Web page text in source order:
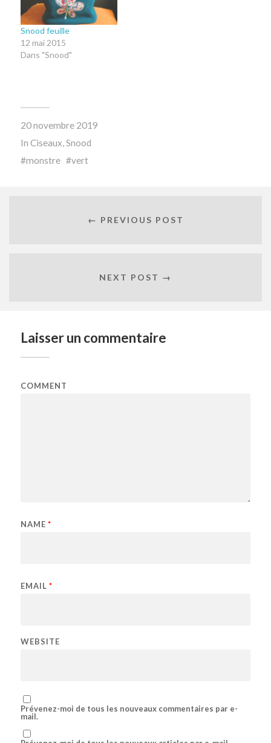
Snood feuille
12 mai 2015
Dans "Snood"
20 novembre 2019
In Ciseaux Snood
monstre
vert
← PREVIOUS POST
NEXT POST →
Laisser un commentaire
COMMENT
NAME *
EMAIL *
WEBSITE
Prévenez-moi de tous les nouveaux commentaires par e-
mail.